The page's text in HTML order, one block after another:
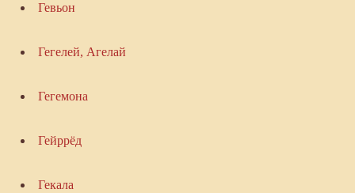
Гевьон
Гегелей, Агелай
Гегемона
Гейррёд
Гекала